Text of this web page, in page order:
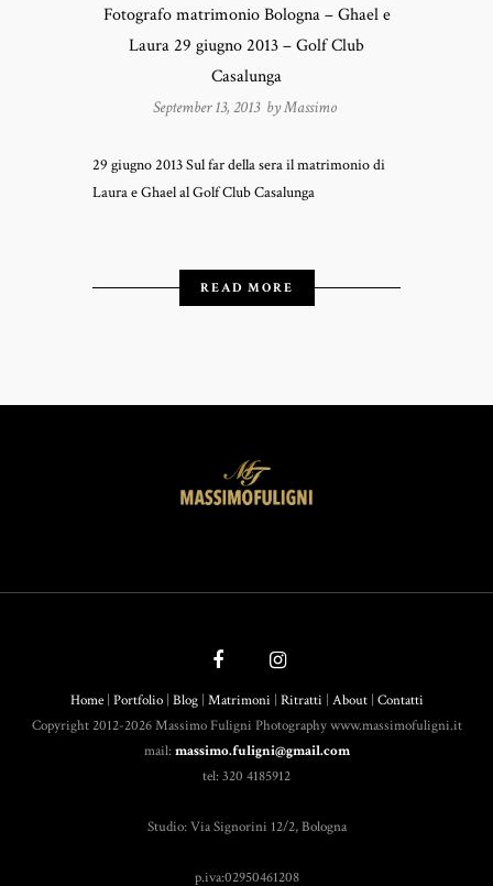
Fotografo matrimonio Bologna – Ghael e
Laura 29 giugno 2013 – Golf Club
Casalunga
September 13, 2013 byMassimo
29 giugno 2013 Sul far della sera il matrimonio di
Laura e Ghael al Golf Club Casalunga
READ MORE
Home| Portfolio| Blog| Matrimoni | Ritratti | About| Contatti
Copyright 2012-2026 Massimo Fuligni Photography www.massimofuligni.it
mail: massimo.fuligni@gmail.com
tel: 320 4185912
Studio: Via Signorini 12/2, Bologna
p.iva:02950461208